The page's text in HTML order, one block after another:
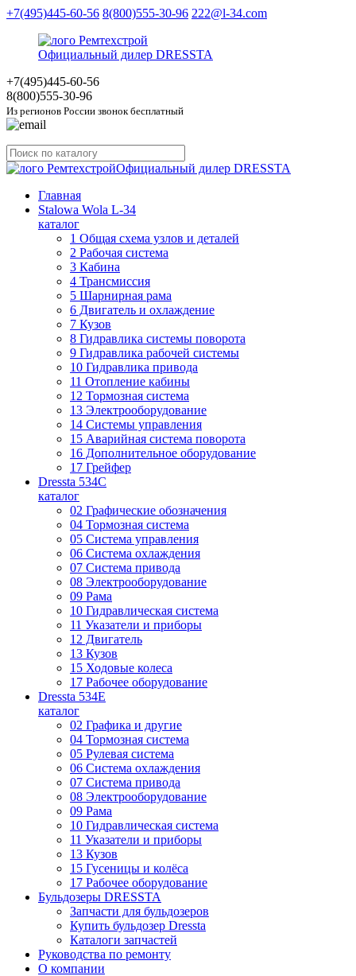
+7(495)445-60-56 8(800)555-30-96 222@l-34.com
Официальный дилер DRESSTA
+7(495)445-60-56
8(800)555-30-96
Из регионов России звонок бесплатный
Официальный дилер DRESSTA
Главная
Stalowa Wola L-34
каталог
1 Общая схема узлов и деталей
2 Рабочая система
3 Кабина
4 Трансмиссия
5 Шарнирная рама
6 Двигатель и охлаждение
7 Кузов
8 Гидравлика системы поворота
9 Гидравлика рабочей системы
10 Гидравлика привода
11 Отопление кабины
12 Тормозная система
13 Электрооборудование
14 Системы управления
15 Аварийная система поворота
16 Дополнительное оборудование
17 Грейфер
Dressta 534C
каталог
02 Графические обозначения
04 Тормозная система
05 Система управления
06 Система охлаждения
07 Система привода
08 Электрооборудование
09 Рама
10 Гидравлическая система
11 Указатели и приборы
12 Двигатель
13 Кузов
15 Ходовые колеса
17 Рабочее оборудование
Dressta 534E
каталог
02 Графика и другие
04 Тормозная система
05 Рулевая система
06 Система охлаждения
07 Система привода
08 Электрооборудование
09 Рама
10 Гидравлическая система
11 Указатели и приборы
13 Кузов
15 Гусеницы и колёса
17 Рабочее оборудование
Бульдозеры DRESSTA
Запчасти для бульдозеров
Купить бульдозер Dressta
Каталоги запчастей
Руководства по ремонту
О компании